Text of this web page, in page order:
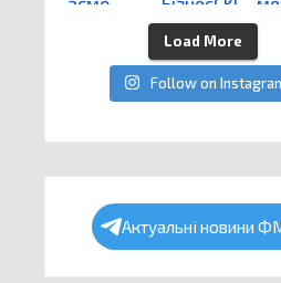
Load More
Follow on
Актуальні новини